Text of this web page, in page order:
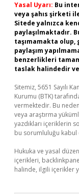
Yasal Uyarı: Bu
veya şahıs şirketi
Sitede yalnızca
paylaşılmaktadır.
taşımamakta olup,
paylaşım
benzerlikleri
taslak halindedir
Sitemiz, 5651 Sayılı
Kurumu (BTK)
vermektedir. Bu
veya araştırma
yazdıkları içeriklerin
bu sorumluluğu kabul
Hukuka ve yasal
içerikleri,
halinde, ilgili içerikler